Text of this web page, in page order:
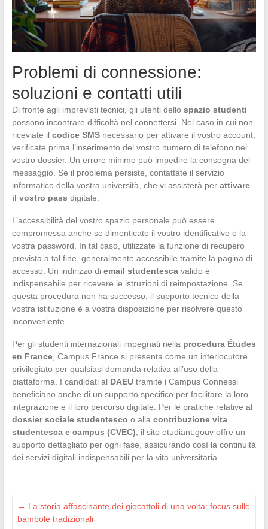
Problemi di connessione:
soluzioni e contatti utili
Di fronte agli imprevisti tecnici, gli utenti dello spazio studenti
possono incontrare difficoltà nel connettersi. Nel caso in cui non
riceviate il codice SMSnecessario per attivare il vostro account,
verificate prima l’inserimento del vostro numero di telefono nel
vostro dossier. Un errore minimo può impedire la consegna del
messaggio. Se il problema persiste, contattate il servizio
informatico della vostra università, che vi assisterà per attivare
il vostro pass digitale.
L’accessibilità del vostro spazio personale può essere
compromessa anche se dimenticate il vostro identificativo o la
vostra password. In tal caso, utilizzate la funzione di recupero
prevista a tal fine, generalmente accessibile tramite la pagina di
accesso. Un indirizzo di email studentescavalido è
indispensabile per ricevere le istruzioni di reimpostazione. Se
questa procedura non ha successo, il supporto tecnico della
vostra istituzione è a vostra disposizione per risolvere questo
inconveniente.
Per gli studenti internazionali impegnati nella procedura Études
en France, Campus France si presenta come un interlocutore
privilegiato per qualsiasi domanda relativa all’uso della
piattaforma. I candidati al DAEUtramite i Campus Connessi
beneficiano anche di un supporto specifico per facilitare la loro
integrazione e il loro percorso digitale. Per le pratiche relative al
dossier sociale studentesco o alla contribuzione vita
studentesca e campus (CVEC) , il sito etudiant.gouv offre un
supporto dettagliato per ogni fase, assicurando così la continuità
dei servizi digitali indispensabili per la vita universitaria.
← La storia affascinante dei giocattoli di una volta: focus sulle
bambole tradizionali